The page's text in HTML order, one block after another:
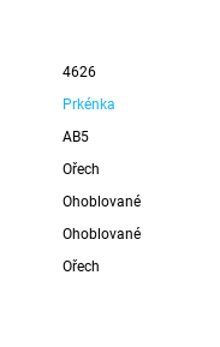
4626
Prkénka
AB5
Ořech
Ohoblované
Ohoblované
Ořech